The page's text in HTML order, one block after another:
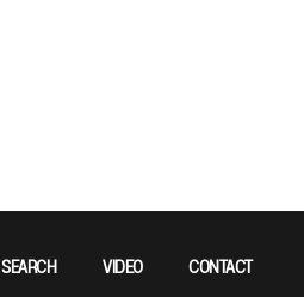
SEARCH VIDEO CONTACT